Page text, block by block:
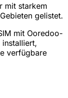
mit starkem
gelistet.
mit Ooredoo-
verfügbare